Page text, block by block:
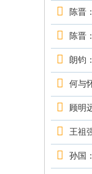
究
陈晋
陈晋
朗钧
何与
顾明
王祖
孙国